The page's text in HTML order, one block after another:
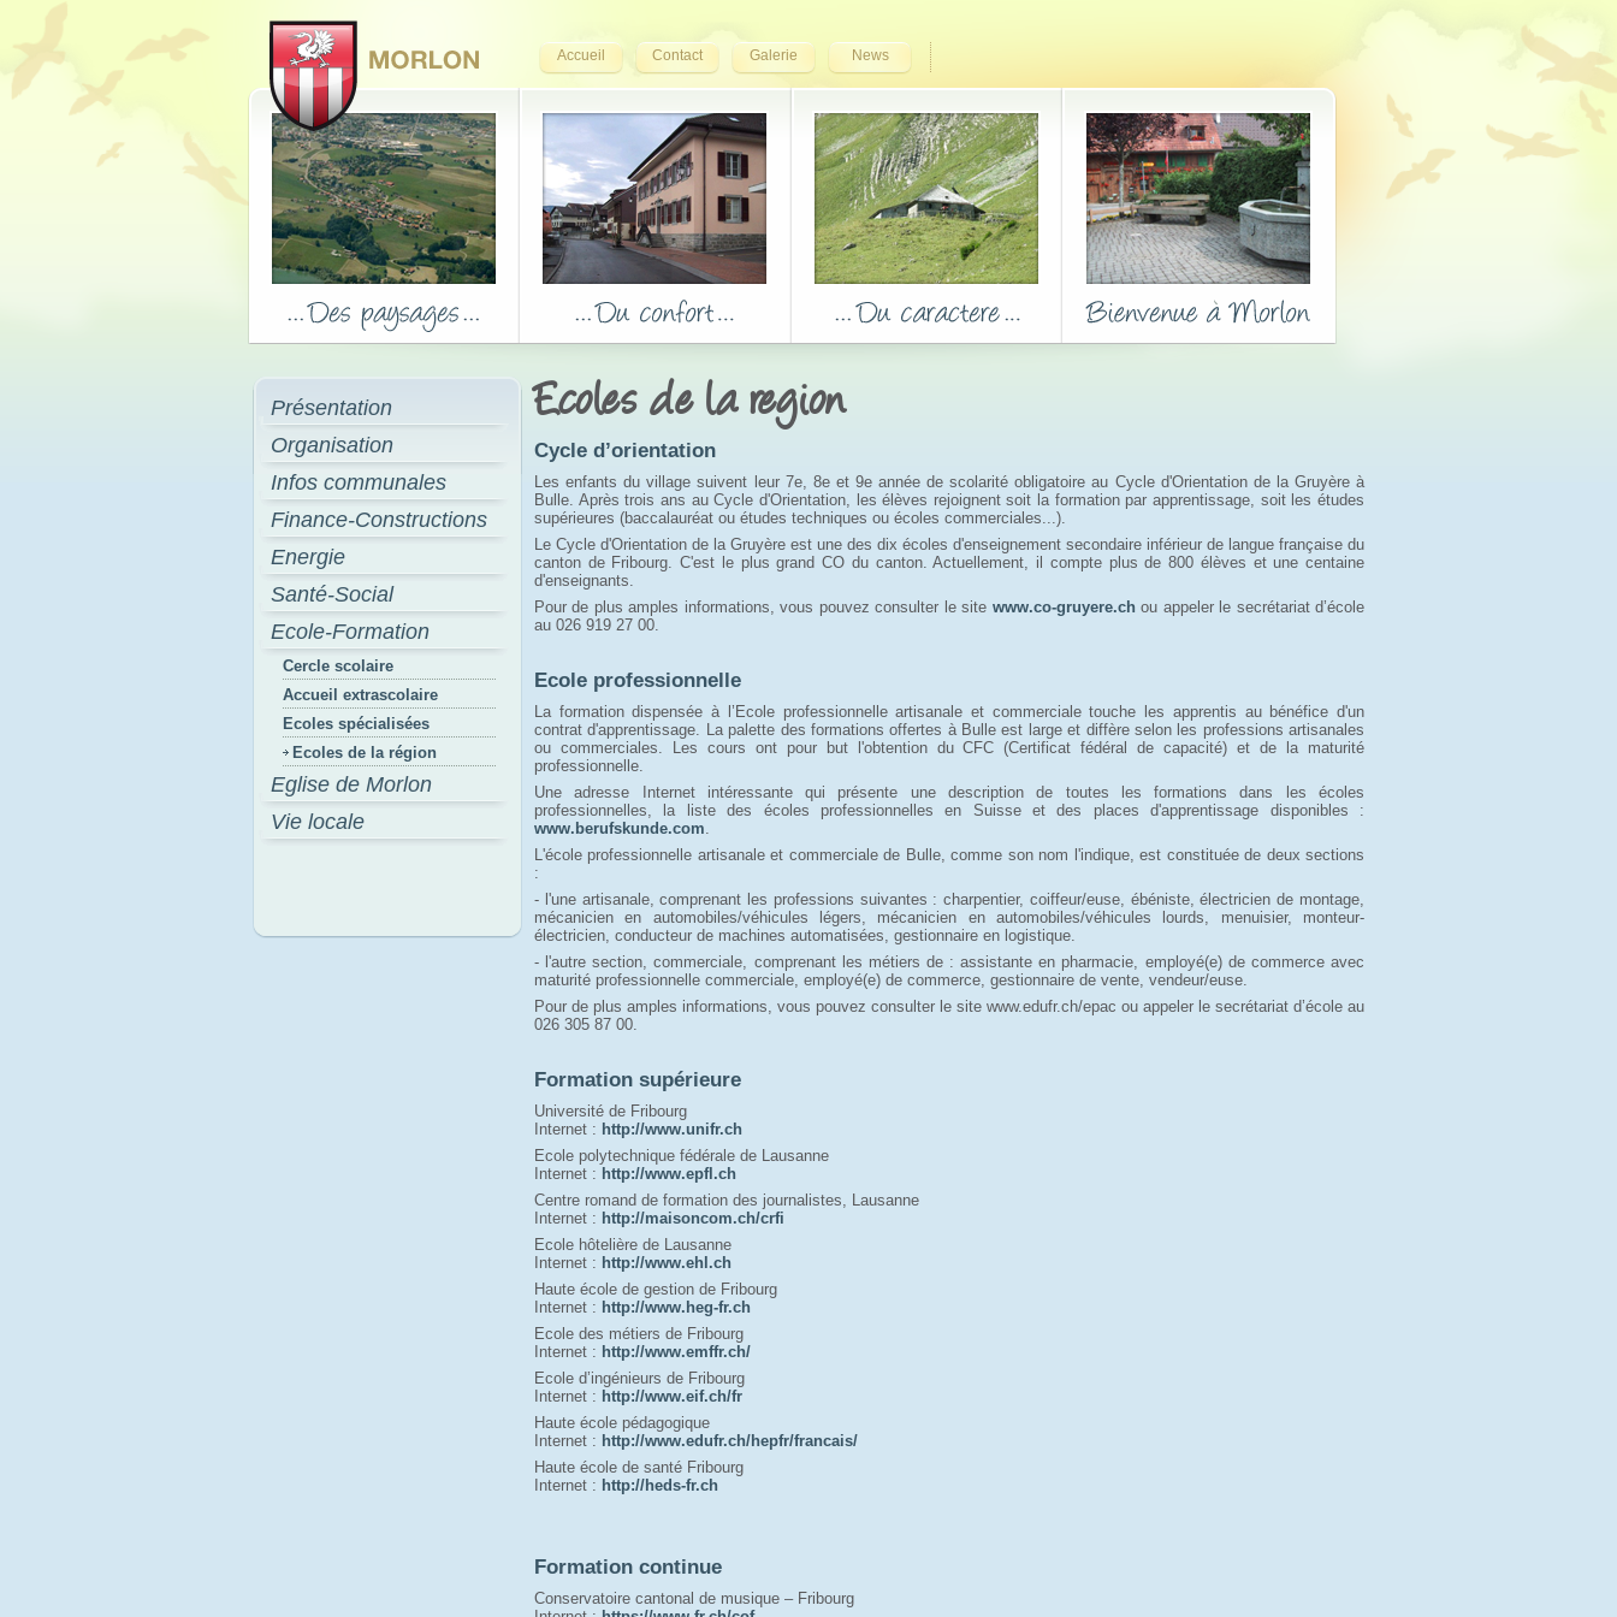
Accueil Contact Galerie News
Présentation
Organisation
Infos communales
Finance-Constructions
Energie
Santé-Social
Ecole-Formation
Cercle scolaire
Accueil extrascolaire
Ecoles spécialisées
Ecoles de la région
Eglise de Morlon
Vie locale
Ecoles de la region
Cycle d’orientation
Les enfants du village suivent leur 7e, 8e et 9e année de scolarité obligatoire au Cycle d'Orientation de la Gruyère à
Bulle. Après trois ans au Cycle d'Orientation, les élèves rejoignent soit la formation par apprentissage, soit les études
supérieures (baccalauréat ou études techniques ou écoles commerciales...).
Le Cycle d'Orientation de la Gruyère est une des dix écoles d'enseignement secondaire inférieur de langue française du
canton de Fribourg. C'est le plus grand CO du canton. Actuellement, il compte plus de 800 élèves et une centaine
d'enseignants.
Pour de plus amples informations, vous pouvez consulter le site www.co-gruyere.ch ou appeler le secrétariat d’école
au 026 919 27 00.
Ecole professionnelle
La formation dispensée à l’Ecole professionnelle artisanale et commerciale touche les apprentis au bénéfice d'un
contrat d'apprentissage. La palette des formations offertes à Bulle est large et diffère selon les professions artisanales
ou commerciales. Les cours ont pour but l'obtention du CFC (Certificat fédéral de capacité) et de la maturité
professionnelle.
Une adresse Internet intéressante qui présente une description de toutes les formations dans les écoles
professionnelles, la liste des écoles professionnelles en Suisse et des places d'apprentissage disponibles :
www.berufskunde.com.
L'école professionnelle artisanale et commerciale de Bulle, comme son nom l'indique, est constituée de deux sections
:
- l'une artisanale, comprenant les professions suivantes : charpentier, coiffeur/euse, ébéniste, électricien de montage,
mécanicien en automobiles/véhicules légers, mécanicien en automobiles/véhicules lourds, menuisier, monteur-
électricien, conducteur de machines automatisées, gestionnaire en logistique.
- l'autre section, commerciale, comprenant les métiers de : assistante en pharmacie, employé(e) de commerce avec
maturité professionnelle commerciale, employé(e) de commerce, gestionnaire de vente, vendeur/euse.
Pour de plus amples informations, vous pouvez consulter le site www.edufr.ch/epac ou appeler le secrétariat d’école au
026 305 87 00.
Formation supérieure
Université de Fribourg
Internet : http://www.unifr.ch
Ecole polytechnique fédérale de Lausanne
Internet : http://www.epfl.ch
Centre romand de formation des journalistes, Lausanne
Internet : http://maisoncom.ch/crfi
Ecole hôtelière de Lausanne
Internet : http://www.ehl.ch
Haute école de gestion de Fribourg
Internet : http://www.heg-fr.ch
Ecole des métiers de Fribourg
Internet : http://www.emffr.ch/
Ecole d’ingénieurs de Fribourg
Internet : http://www.eif.ch/fr
Haute école pédagogique
Internet : http://www.edufr.ch/hepfr/francais/
Haute école de santé Fribourg
Internet : http://heds-fr.ch
Formation continue
Conservatoire cantonal de musique – Fribourg